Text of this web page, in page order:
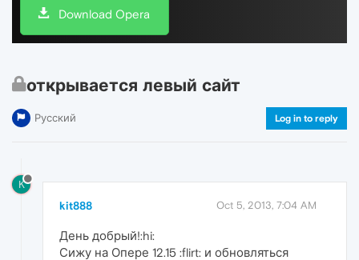
Download Opera
открывается левый сайт
Русский Log in to reply
K
kit888 Oct 5, 2013, 7:04 AM
День добрый!:hi:
Сижу на Опере 12.15 :flirt: и обновляться